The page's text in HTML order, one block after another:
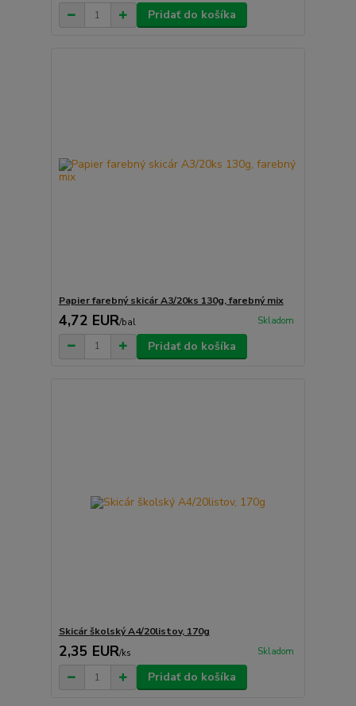
Pridať do košíka
Papier farebný skicár A3/20ks 130g, farebný mix
4,72 EUR/bal Skladom
Pridať do košíka
Skicár školský A4/20listov, 170g
2,35 EUR/ks Skladom
Pridať do košíka